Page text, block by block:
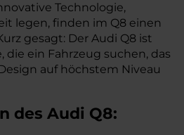
Technologie,
legen, finden im Q8 einen
gesagt: Der Audi Q8 ist
die ein Fahrzeug suchen, das
auf höchstem Niveau
des Audi Q8: